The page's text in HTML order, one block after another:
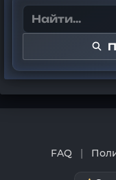
FAQ |